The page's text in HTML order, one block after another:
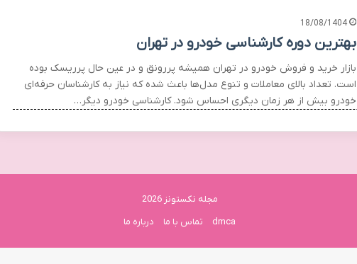
18/08/1404
بهترین دوره کارشناسی خودرو در تهران
بازار خرید و فروش خودرو در تهران همیشه پررونق و در عین حال پرریسک بوده
است. تعداد بالای معاملات و تنوع مدل‌ها باعث شده که نیاز به کارشناسان حرفه‌ای
خودرو بیش از هر زمان دیگری احساس شود. کارشناسی خودرو دیگر…
مجله نکستونز 2026
dmca
تماس با ما درباره ما